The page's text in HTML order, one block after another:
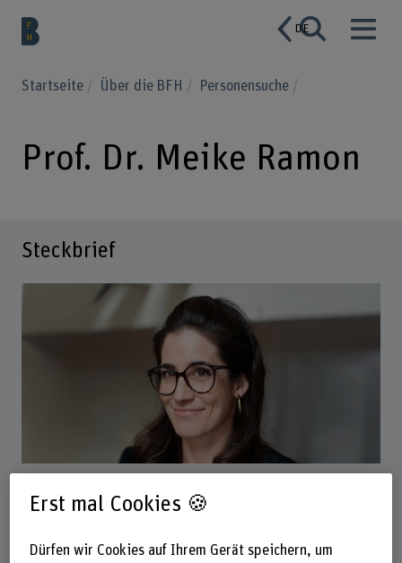
DE
Startseite Über die BFH Personensuche
Prof. Dr. Meike Ramon
Steckbrief
Dozentin
Erst mal Cookies 🍪
Dürfen wir Cookies auf Ihrem Gerät speichern, um